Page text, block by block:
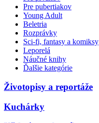
Pre pubertiakov
Young Adult
Beletria
Rozprávky
Sci-fi, fantasy a komiksy
Leporelá
Náučné knihy
Ďalšie kategórie
Životopisy a reportáže
Kuchárky